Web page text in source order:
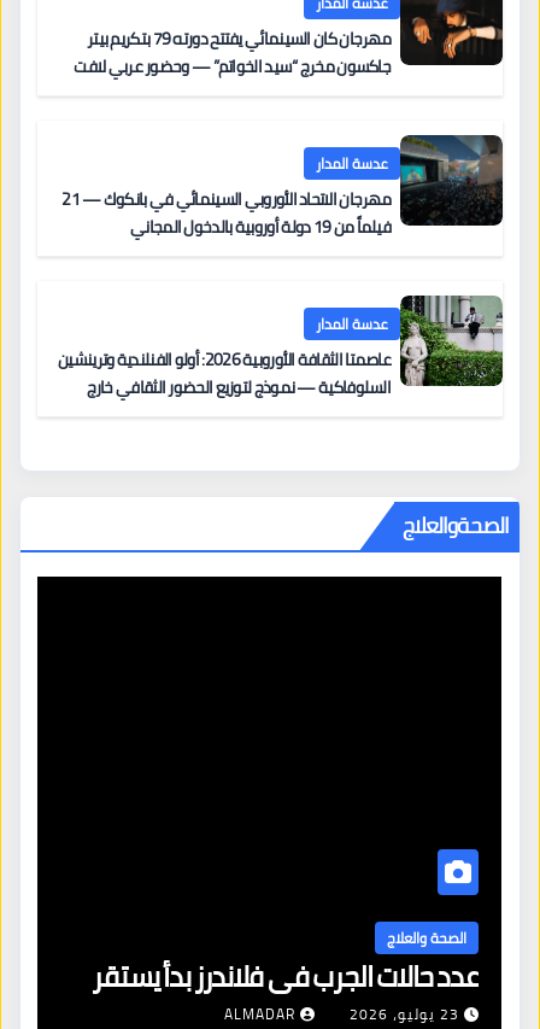
مهرجان كان السينمائي يفتتح دورته 79 بتكريم بيتر
جاكسون مخرج “سيد الخواتم” — وحضور عربي لافت
عدسة المدار
مهرجان الاتحاد الأوروبي السينمائي في بانكوك — 21
فيلماً من 19 دولة أوروبية بالدخول المجاني
عدسة المدار
عاصمتا الثقافة الأوروبية 2026: أولو الفنلندية وترينشين
السلوفاكية — نموذج لتوزيع الحضور الثقافي خارج
الصحةوالعلاج
الصحة والعلاج
عدد حالات الجرب في فلاندرز بدأ يستقر
23 يوليو، 2026 ALMADAR